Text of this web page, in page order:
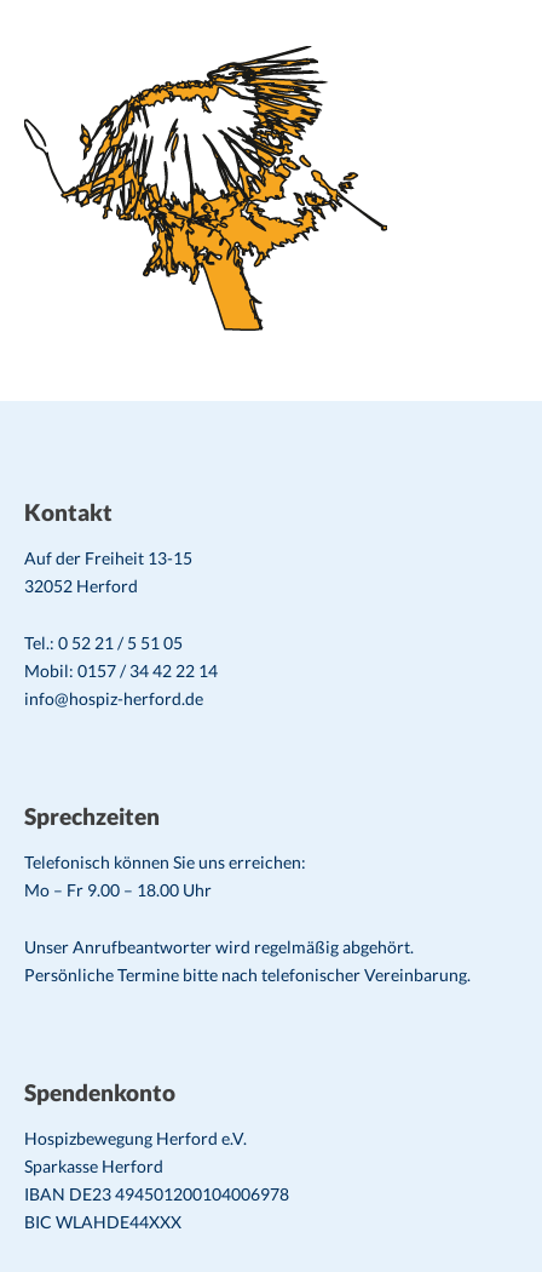
Kontakt
Auf der Freiheit 13-15
32052 Herford
Tel.: 0 52 21 / 5 51 05
Mobil: 0157 / 34 42 22 14
info@hospiz-herford.de
Sprechzeiten
Telefonisch können Sie uns erreichen:
Mo – Fr 9.00 – 18.00 Uhr
Unser Anrufbeantworter wird regelmäßig abgehört.
Persönliche Termine bitte nach telefonischer Vereinbarung.
Spendenkonto
Hospizbewegung Herford e.V.
Sparkasse Herford
IBAN DE23 494501200104006978
BIC WLAHDE44XXX